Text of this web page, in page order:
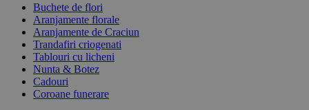
Buchete de flori
Aranjamente florale
Aranjamente de Craciun
Trandafiri criogenati
Tablouri cu licheni
Nunta & Botez
Cadouri
Coroane funerare